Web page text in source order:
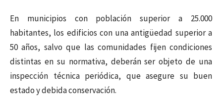
En municipios con población superior a 25.000
habitantes, los edificios con una antigüedad superior a
50 años, salvo que las comunidades fijen condiciones
distintas en su normativa, deberán ser objeto de una
inspección técnica periódica, que asegure su buen
estado y debida conservación.